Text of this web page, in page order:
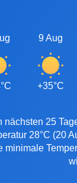
9 Aug
+35°C
25
28°C (20